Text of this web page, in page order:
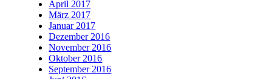
April 2017
März 2017
Januar 2017
Dezember 2016
November 2016
Oktober 2016
September 2016